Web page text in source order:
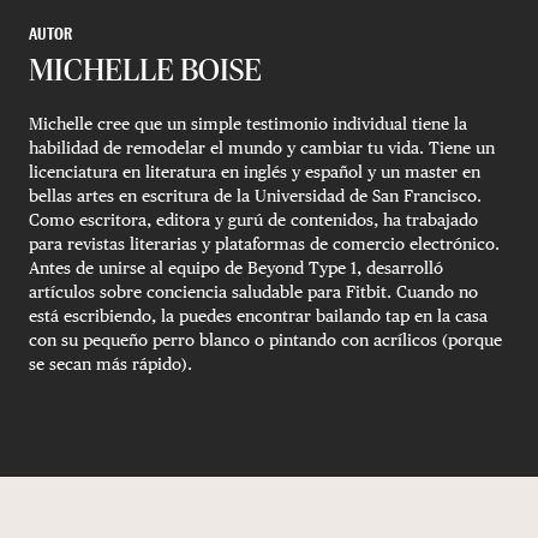
AUTOR
MICHELLE BOISE
Michelle cree que un simple testimonio individual tiene la
habilidad de remodelar el mundo y cambiar tu vida. Tiene un
licenciatura en literatura en inglés y español y un master en
bellas artes en escritura de la Universidad de San Francisco.
Como escritora, editora y gurú de contenidos, ha trabajado
para revistas literarias y plataformas de comercio electrónico.
Antes de unirse al equipo de Beyond Type 1, desarrolló
artículos sobre conciencia saludable para Fitbit. Cuando no
está escribiendo, la puedes encontrar bailando tap en la casa
con su pequeño perro blanco o pintando con acrílicos (porque
se secan más rápido).